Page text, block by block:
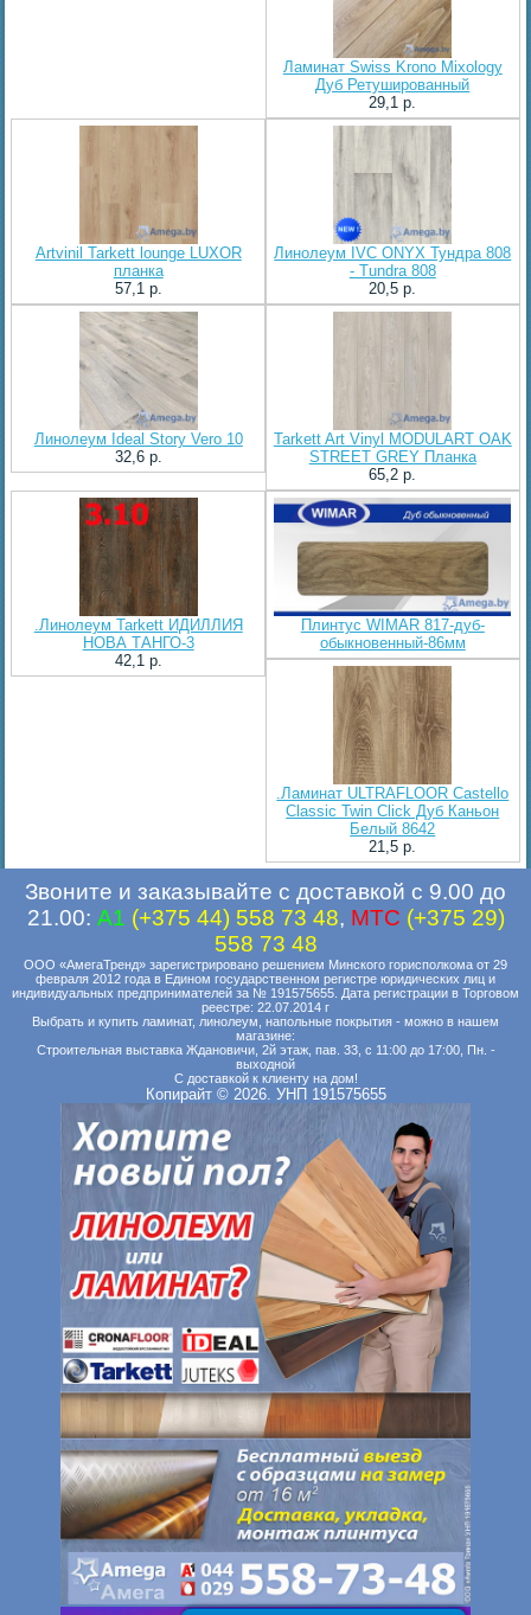
Ламинат Swiss Krono Mixology
Дуб Ретушированный
29,1 p.
Artvinil Tarkett lounge LUXOR
планка
57,1 p.
Линолеум IVC ONYX Тундра 808
- Tundra 808
20,5 p.
Линолеум Ideal Story Vero 10
32,6 p.
Tarkett Art Vinyl MODULART OAK
STREET GREY Планка
65,2 p.
.Линолеум Tarkett ИДИЛЛИЯ
НОВА ТАНГО-3
42,1 p.
Плинтус WIMAR 817-дуб-
обыкновенный-86мм
.Ламинат ULTRAFLOOR Castello
Classic Twin Click Дуб Каньон
Белый 8642
21,5 p.
Звоните и заказывайте с доставкой с 9.00 до
21.00: A1 (+375 44) 558 73 48, MTC (+375 29)
558 73 48
ООО «АмегаТренд» зарегистрировано решением Минского горисполкома от 29
февраля 2012 года в Едином государственном регистре юридических лиц и
индивидуальных предпринимателей за № 191575655. Дата регистрации в Торговом
реестре: 22.07.2014 г
Выбрать и купить ламинат, линолеум, напольные покрытия - можно в нашем
магазине:
Строительная выставка Ждановичи, 2й этаж, пав. 33, с 11:00 до 17:00, Пн. -
выходной
С доставкой к клиенту на дом!
Копирайт © 2026. УНП 191575655